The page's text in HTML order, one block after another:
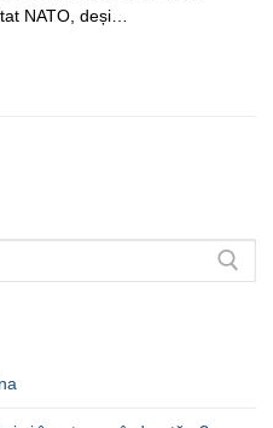
NATO, deși…